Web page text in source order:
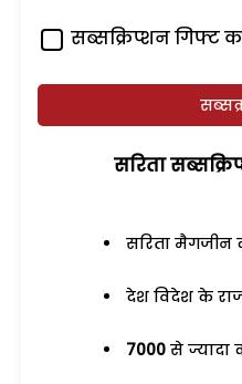
सब्सक्रिप्शन गिफ्ट
सरिता
सरिता मैगजीन
देश विदेश के
7000 से ज्यादा